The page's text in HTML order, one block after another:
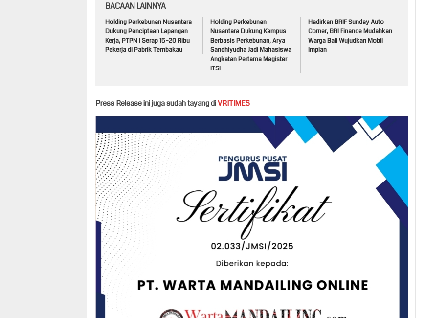
BACAAN LAINNYA
Holding Perkebunan Nusantara
Dukung Penciptaan Lapangan
Kerja, PTPN I Serap 15–20 Ribu
Pekerja di Pabrik Tembakau
Holding Perkebunan
Nusantara Dukung Kampus
Berbasis Perkebunan, Arya
Sandhiyudha Jadi Mahasiswa
Angkatan Pertama Magister
ITSI
Hadirkan BRIF Sunday Auto
Corner, BRI Finance Mudahkan
Warga Bali Wujudkan Mobil
Impian
Press Release ini juga sudah tayang diVRITIMES